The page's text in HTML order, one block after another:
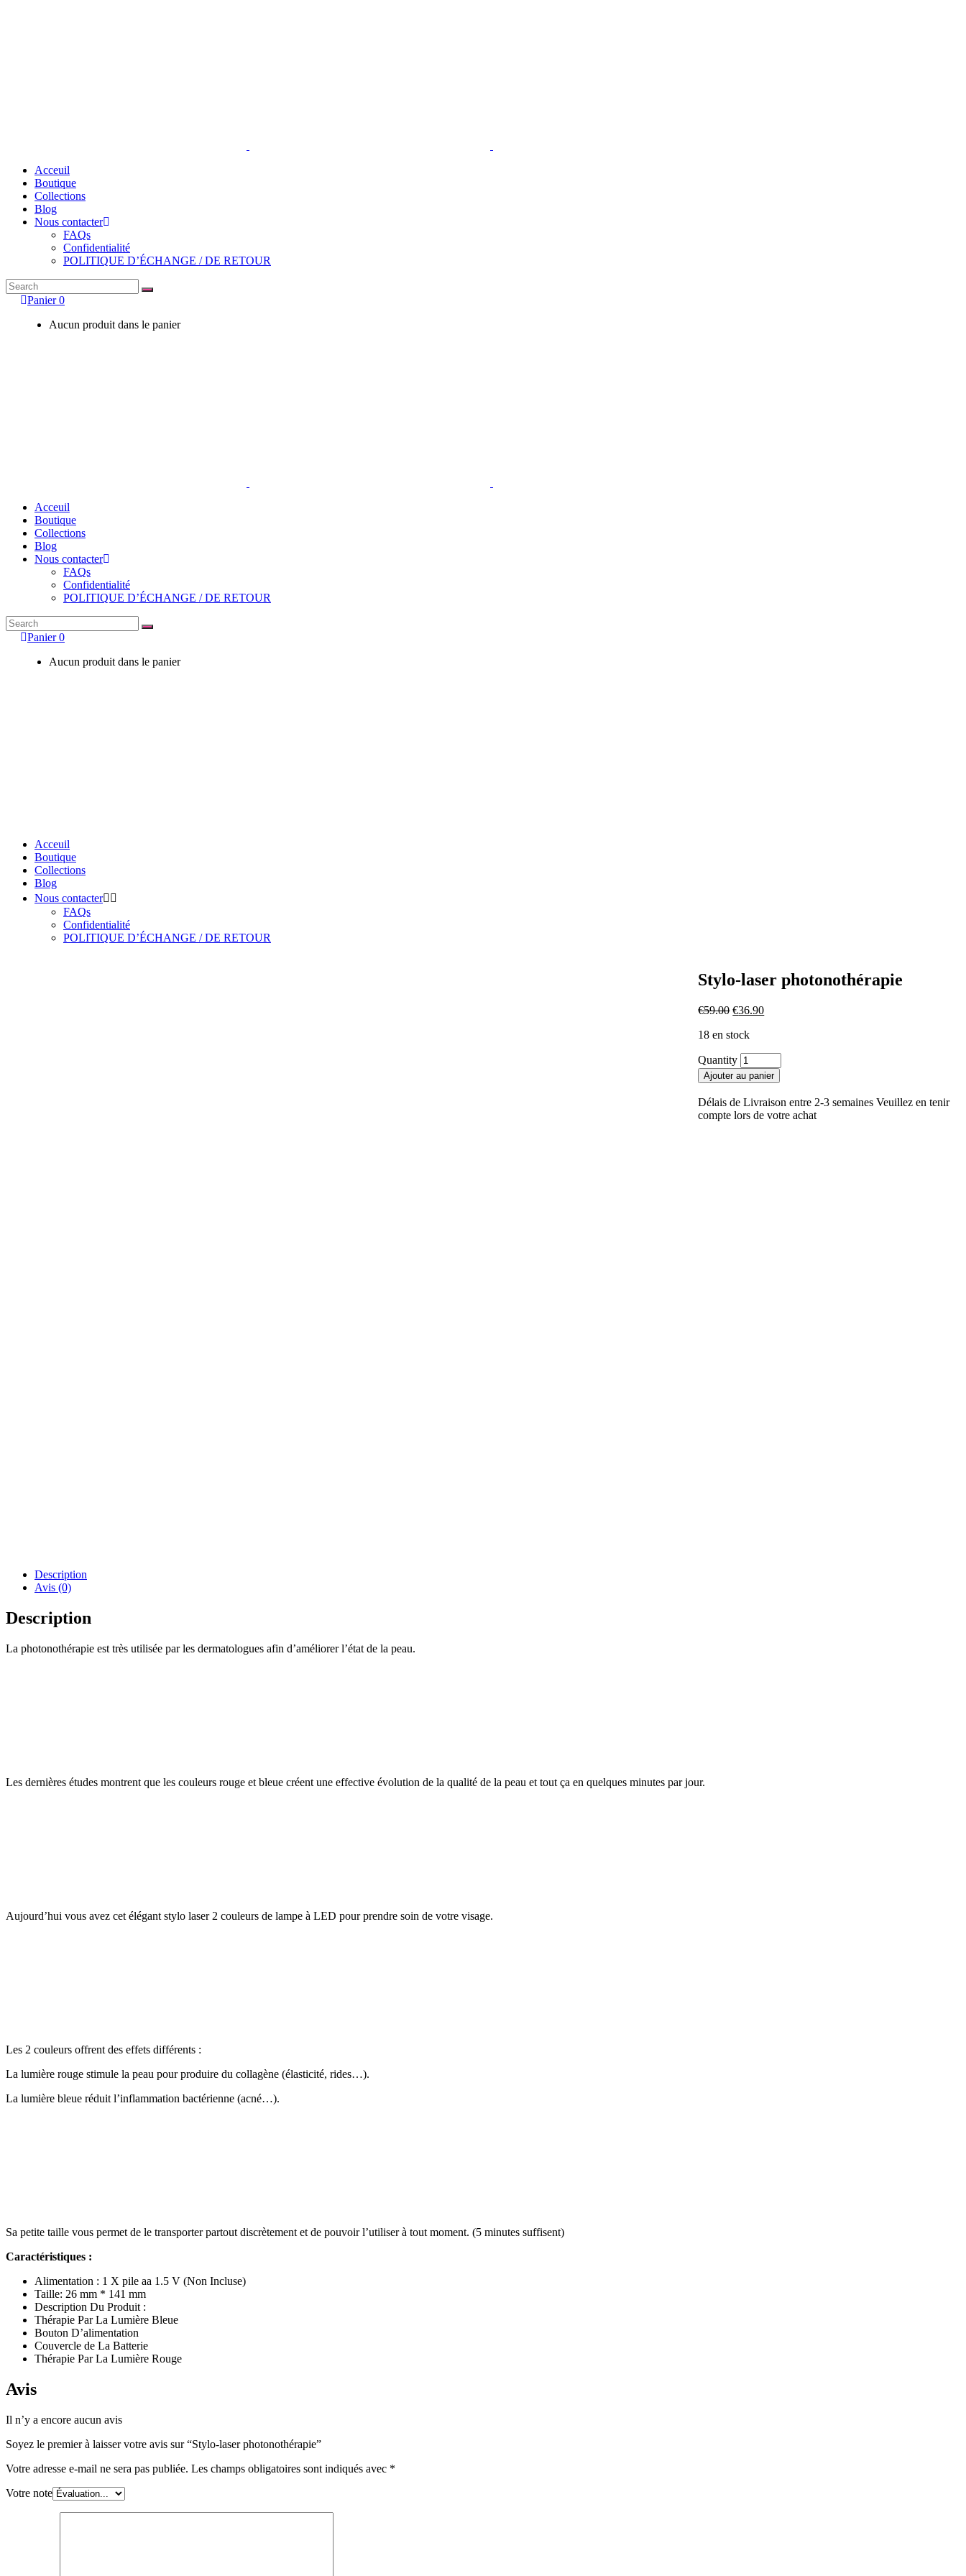
Acceuil
Boutique
Collections
Blog
Nous contacter
FAQs
Confidentialité
POLITIQUE D’ÉCHANGE / DE RETOUR
Search
for: Panier 0
Aucun produit dans le panier
Acceuil
Boutique
Collections
Blog
Nous contacter
FAQs
Confidentialité
POLITIQUE D’ÉCHANGE / DE RETOUR
Search
for: Panier 0
Aucun produit dans le panier
Acceuil
Boutique
Collections
Blog
Nous contacter
FAQs
Confidentialité
POLITIQUE D’ÉCHANGE / DE RETOUR
Stylo-laser photonothérapie
€59.00 Le
initial
€59.00.
€36.90Le
18 en stock
Quantity
Ajouter au panier
Délais de Livraison entre 2-3 semaines Veuillez en tenir
compte lors de votre achat
Description
Avis (0)
Description
La photonothérapie est très utilisée par les dermatologues afin d’améliorer l’état de la peau.
Les dernières études montrent que les couleurs rouge et bleue créent une effective évolution de la qualité de la peau et tout ça en quelques minutes par jour.
Aujourd’hui vous avez cet élégant stylo laser 2 couleurs de lampe à LED pour prendre soin de votre visage.
Les 2 couleurs offrent des effets différents :
La lumière rouge stimule la peau pour produire du collagène (élasticité, rides…).
La lumière bleue réduit l’inflammation bactérienne (acné…).
Sa petite taille vous permet de le transporter partout discrètement et de pouvoir l’utiliser à tout moment. (5 minutes suffisent)
Caractéristiques :
Alimentation : 1 X pile aa 1.5 V (Non Incluse)
Taille: 26 mm * 141 mm
Description Du Produit :
Thérapie Par La Lumière Bleue
Bouton D’alimentation
Couvercle de La Batterie
Thérapie Par La Lumière Rouge
Avis
Il n’y a encore aucun avis
Soyez le premier à laisser votre avis sur “Stylo-laser photonothérapie”
Votre adresse e-mail ne sera pas publiée. Les champs obligatoires sont indiqués avec *
Votre note